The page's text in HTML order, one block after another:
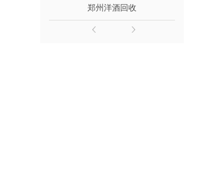
郑州洋酒回收